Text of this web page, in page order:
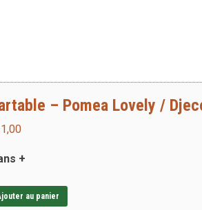
– Pomea Lovely /
+
au panier